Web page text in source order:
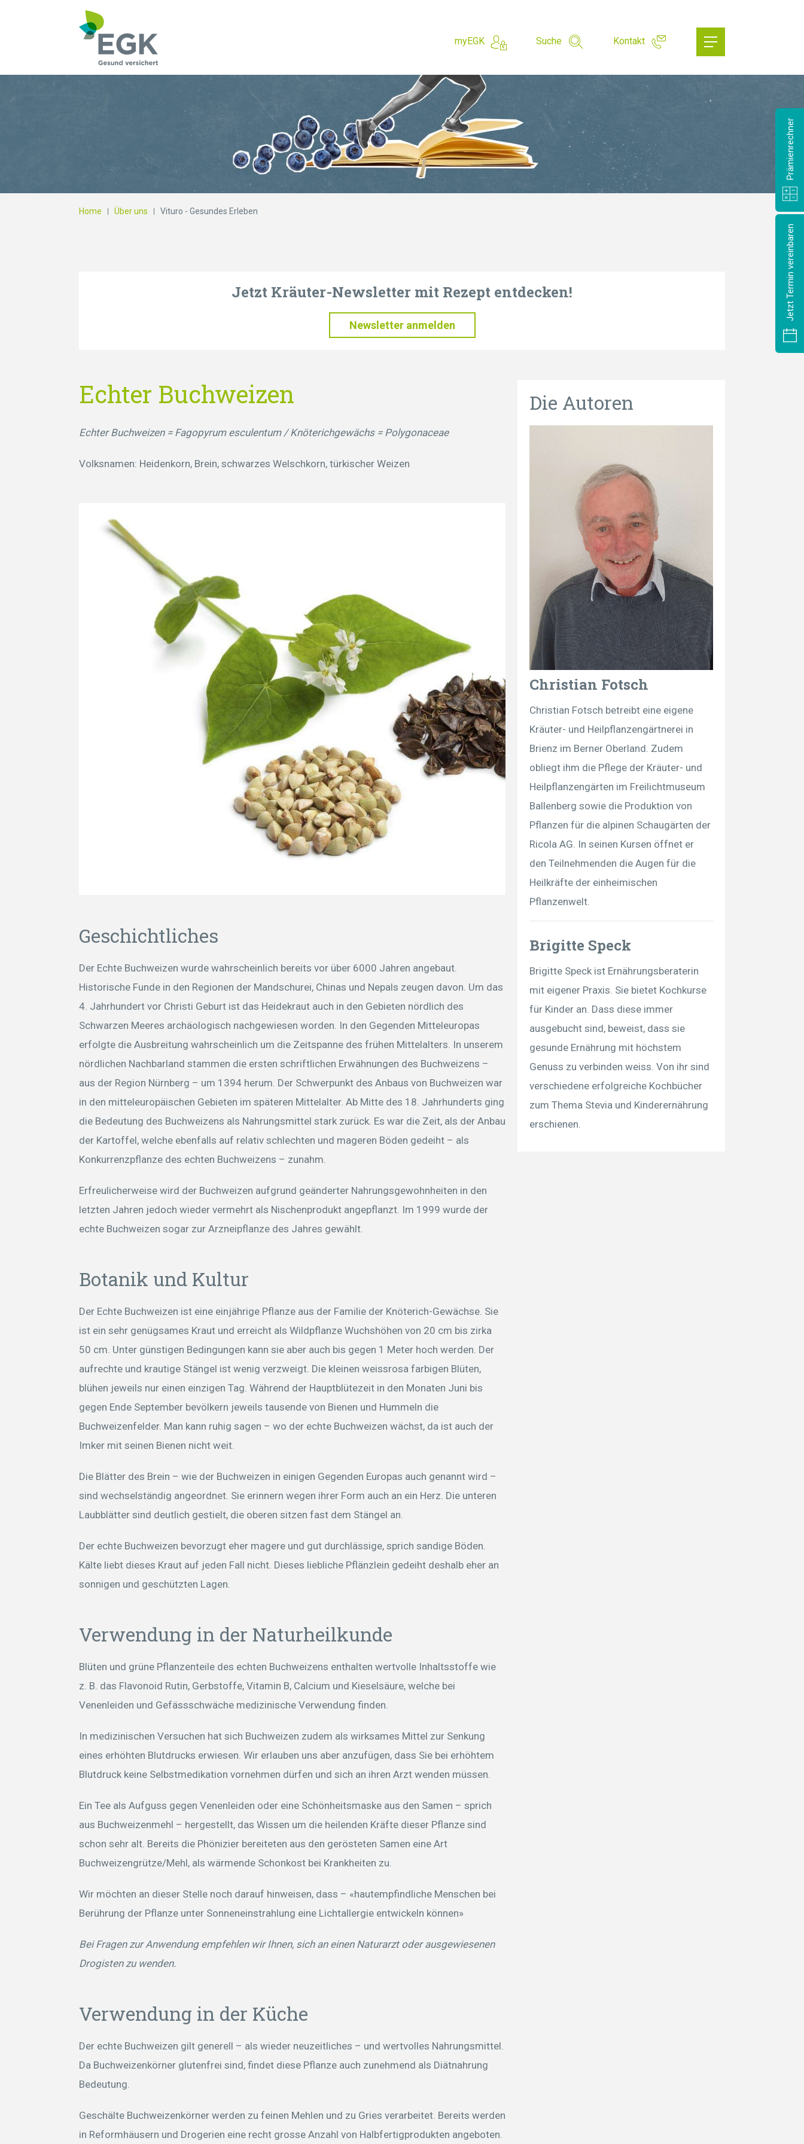
Prämienrechner
Jetzt Termin vereinbaren
myEGK Suche Kontakt
Home Über uns Vituro - Gesundes Erleben
Jetzt Kräuter-Newsletter mit Rezept entdecken!
Newsletter anmelden
Echter Buchweizen
Echter Buchweizen = Fagopyrum esculentum / Knöterichgewächs = Polygonaceae
Volksnamen: Heidenkorn, Brein, schwarzes Welschkorn, türkischer Weizen
Geschichtliches
Der Echte Buchweizen wurde wahrscheinlich bereits vor über 6000 Jahren angebaut.
Historische Funde in den Regionen der Mandschurei, Chinas und Nepals zeugen davon. Um das
4. Jahrhundert vor Christi Geburt ist das Heidekraut auch in den Gebieten nördlich des
Schwarzen Meeres archäologisch nachgewiesen worden. In den Gegenden Mitteleuropas
erfolgte die Ausbreitung wahrscheinlich um die Zeitspanne des frühen Mittelalters. In unserem
nördlichen Nachbarland stammen die ersten schriftlichen Erwähnungen des Buchweizens –
aus der Region Nürnberg – um 1394 herum. Der Schwerpunkt des Anbaus von Buchweizen war
in den mitteleuropäischen Gebieten im späteren Mittelalter. Ab Mitte des 18. Jahrhunderts ging
die Bedeutung des Buchweizens als Nahrungsmittel stark zurück. Es war die Zeit, als der Anbau
der Kartoffel, welche ebenfalls auf relativ schlechten und mageren Böden gedeiht – als
Konkurrenzpflanze des echten Buchweizens – zunahm.
Erfreulicherweise wird der Buchweizen aufgrund geänderter Nahrungsgewohnheiten in den
letzten Jahren jedoch wieder vermehrt als Nischenprodukt angepflanzt. Im 1999 wurde der
echte Buchweizen sogar zur Arzneipflanze des Jahres gewählt.
Botanik und Kultur
Der Echte Buchweizen ist eine einjährige Pflanze aus der Familie der Knöterich-Gewächse. Sie
ist ein sehr genügsames Kraut und erreicht als Wildpflanze Wuchshöhen von 20 cm bis zirka
50 cm. Unter günstigen Bedingungen kann sie aber auch bis gegen 1 Meter hoch werden. Der
aufrechte und krautige Stängel ist wenig verzweigt. Die kleinen weissrosa farbigen Blüten,
blühen jeweils nur einen einzigen Tag. Während der Hauptblütezeit in den Monaten Juni bis
gegen Ende September bevölkern jeweils tausende von Bienen und Hummeln die
Buchweizenfelder. Man kann ruhig sagen – wo der echte Buchweizen wächst, da ist auch der
Imker mit seinen Bienen nicht weit.
Die Blätter des Brein – wie der Buchweizen in einigen Gegenden Europas auch genannt wird –
sind wechselständig angeordnet. Sie erinnern wegen ihrer Form auch an ein Herz. Die unteren
Laubblätter sind deutlich gestielt, die oberen sitzen fast dem Stängel an.
Der echte Buchweizen bevorzugt eher magere und gut durchlässige, sprich sandige Böden.
Kälte liebt dieses Kraut auf jeden Fall nicht. Dieses liebliche Pflänzlein gedeiht deshalb eher an
sonnigen und geschützten Lagen.
Verwendung in der Naturheilkunde
Blüten und grüne Pflanzenteile des echten Buchweizens enthalten wertvolle Inhaltsstoffe wie
z. B. das Flavonoid Rutin, Gerbstoffe, Vitamin B, Calcium und Kieselsäure, welche bei
Venenleiden und Gefässschwäche medizinische Verwendung finden.
In medizinischen Versuchen hat sich Buchweizen zudem als wirksames Mittel zur Senkung
eines erhöhten Blutdrucks erwiesen. Wir erlauben uns aber anzufügen, dass Sie bei erhöhtem
Blutdruck keine Selbstmedikation vornehmen dürfen und sich an ihren Arzt wenden müssen.
Ein Tee als Aufguss gegen Venenleiden oder eine Schönheitsmaske aus den Samen – sprich
aus Buchweizenmehl – hergestellt, das Wissen um die heilenden Kräfte dieser Pflanze sind
schon sehr alt. Bereits die Phönizier bereiteten aus den gerösteten Samen eine Art
Buchweizengrütze/Mehl, als wärmende Schonkost bei Krankheiten zu.
Wir möchten an dieser Stelle noch darauf hinweisen, dass – «hautempfindliche Menschen bei
Berührung der Pflanze unter Sonneneinstrahlung eine Lichtallergie entwickeln können»
Bei Fragen zur Anwendung empfehlen wir Ihnen, sich an einen Naturarzt oder ausgewiesenen
Drogisten zu wenden.
Verwendung in der Küche
Der echte Buchweizen gilt generell – als wieder neuzeitliches – und wertvolles Nahrungsmittel.
Da Buchweizenkörner glutenfrei sind, findet diese Pflanze auch zunehmend als Diätnahrung
Bedeutung.
Geschälte Buchweizenkörner werden zu feinen Mehlen und zu Gries verarbeitet. Bereits werden
in Reformhäusern und Drogerien eine recht grosse Anzahl von Halbfertigprodukten angeboten.
Die Autoren
Christian Fotsch
Christian Fotsch betreibt eine eigene
Kräuter- und Heilpflanzengärtnerei in
Brienz im Berner Oberland. Zudem
obliegt ihm die Pflege der Kräuter- und
Heilpflanzengärten im Freilichtmuseum
Ballenberg sowie die Produktion von
Pflanzen für die alpinen Schaugärten der
Ricola AG. In seinen Kursen öffnet er
den Teilnehmenden die Augen für die
Heilkräfte der einheimischen
Pflanzenwelt.
Brigitte Speck
Brigitte Speck ist Ernährungsberaterin
mit eigener Praxis. Sie bietet Kochkurse
für Kinder an. Dass diese immer
ausgebucht sind, beweist, dass sie
gesunde Ernährung mit höchstem
Genuss zu verbinden weiss. Von ihr sind
verschiedene erfolgreiche Kochbücher
zum Thema Stevia und Kinderernährung
erschienen.
Wonach suchen Sie?